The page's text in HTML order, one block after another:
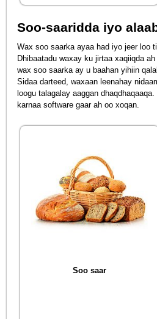
Soo-saaridda iyo
Wax soo saarka ayaa had iyo jeer loo
Dhibaatadu waxay ku jirtaa xaqiiqda
wax soo saarka ay u baahan yihiin
Sidaa darteed, waxaan leenahay
loogu talagalay aaggan
karnaa software gaar ah oo xoqan.
Soo saar